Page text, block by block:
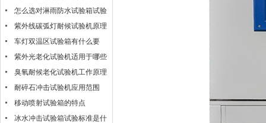
怎么选对淋雨防水试验箱试验
条件
紫外线碳弧灯耐候试验机原理
是什么
车灯双温区试验箱有什么要
求？
紫外光老化试验机适用于哪些
材料的测试评估
臭氧耐候老化试验机工作原理
耐碎石冲击试验机应用范围
移动喷射试验箱的特点
冰水冲击试验箱试验标准是什